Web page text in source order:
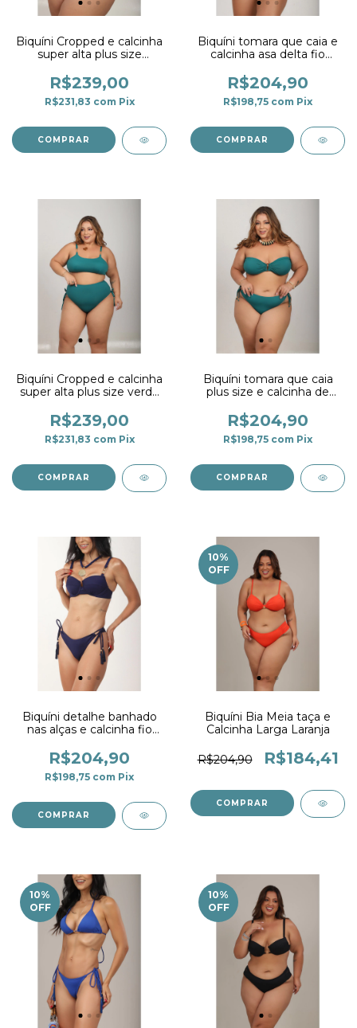
Biquíni Cropped e calcinha
super alta plus size
R$239,00
R$231,83 com Pix
COMPRAR
Biquíni tomara que caia e
calcinha asa delta fio
marinho
R$204,90
R$198,75 com Pix
COMPRAR
Biquíni Cropped e calcinha
super alta plus size verde
R$239,00
R$231,83 com Pix
COMPRAR
Biquíni tomara que caia
plus size e calcinha de
Esmeralda
R$204,90
R$198,75 com Pix
COMPRAR
Biquíni detalhe banhado
nas alças e calcinha fio
R$204,90
R$198,75 com Pix
COMPRAR
10%
OFF
Biquíni Bia Meia taça e
Calcinha Larga Laranja
R$204,90 R$184,41
COMPRAR
10%
OFF
10%
OFF